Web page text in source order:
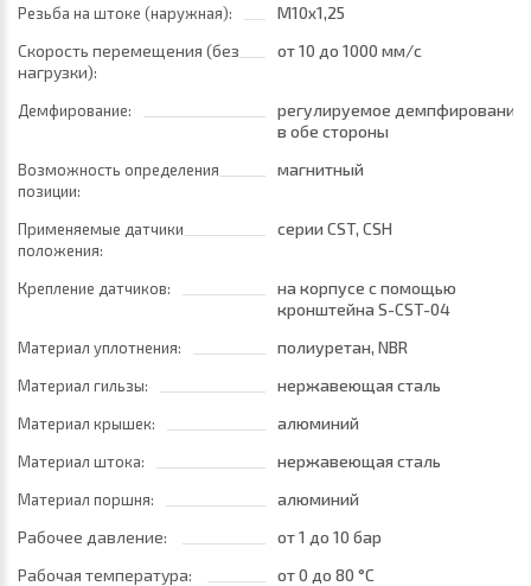
Резьба на штоке (наружная):
M10x1,25
Скорость перемещения (без
нагрузки):
от 10 до 1000 мм/с
Демфирование:
регулируемое демпфирование
в обе стороны
Возможность определения
позиции:
магнитный
Применяемые датчики
положения:
серии CST, CSH
Крепление датчиков:
на корпусе с помощью
кронштейна S-CST-04
Материал уплотнения: полиуретан, NBR
Материал гильзы: нержавеющая сталь
Материал крышек: алюминий
Материал штока: нержавеющая сталь
Материал поршня:
алюминий
Рабочее давление:
от 1 до 10 бар
Рабочая температура:
от 0 до 80 °C